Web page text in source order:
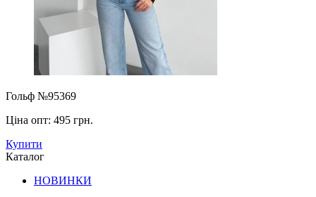
Гольф №95369
Ціна опт: 495 грн.
Купити
Каталог
НОВИНКИ